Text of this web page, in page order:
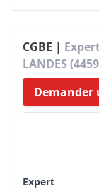
CGBE |
LANDES
Demander
Expert